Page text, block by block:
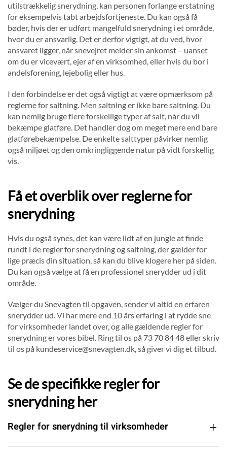
utilstrækkelig snerydning, kan personen forlange erstatning
for eksempelvis tabt arbejdsfortjeneste. Du kan også få
bøder, hvis der er udført mangelfuld snerydning i et område,
hvor du er ansvarlig. Det er derfor vigtigt, at du ved, hvor
ansvaret ligger, når snevejret melder sin ankomst – uanset
om du er vicevært, ejer af en virksomhed, eller hvis du bor i
andelsforening, lejebolig eller hus.
I den forbindelse er det også vigtigt at være opmærksom på
reglerne for saltning. Men saltning er ikke bare saltning. Du
kan nemlig bruge flere forskellige typer af salt, når du vil
bekæmpe glatføre. Det handler dog om meget mere end bare
glatførebekæmpelse. De enkelte salttyper påvirker nemlig
også miljøet og den omkringliggende natur på vidt forskellig
vis.
Få et overblik over reglerne for
snerydning
Hvis du også synes, det kan være lidt af en jungle at finde
rundt i de regler for snerydning og saltning, der gælder for
lige præcis din situation, så kan du blive klogere her på siden.
Du kan også vælge at få en professionel snerydder ud i dit
område.
Vælger du Snevagten til opgaven, sender vi altid en erfaren
snerydder ud. Vi har mere end 10 års erfaring i at rydde sne
for virksomheder landet over, og alle gældende regler for
snerydning er vores bibel. Ring til os på 73 70 84 48 eller skriv
til os på kundeservice@snevagten.dk, så giver vi dig et tilbud.
Se de specifikke regler for
snerydning her
Regler for snerydning til virksomheder